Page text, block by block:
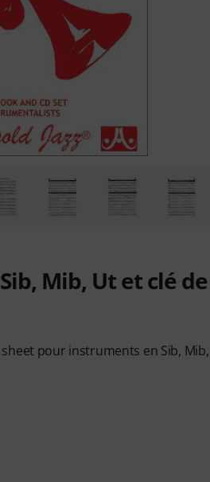
Mib, Ut et clé de
pour instruments en Sib, Mib,